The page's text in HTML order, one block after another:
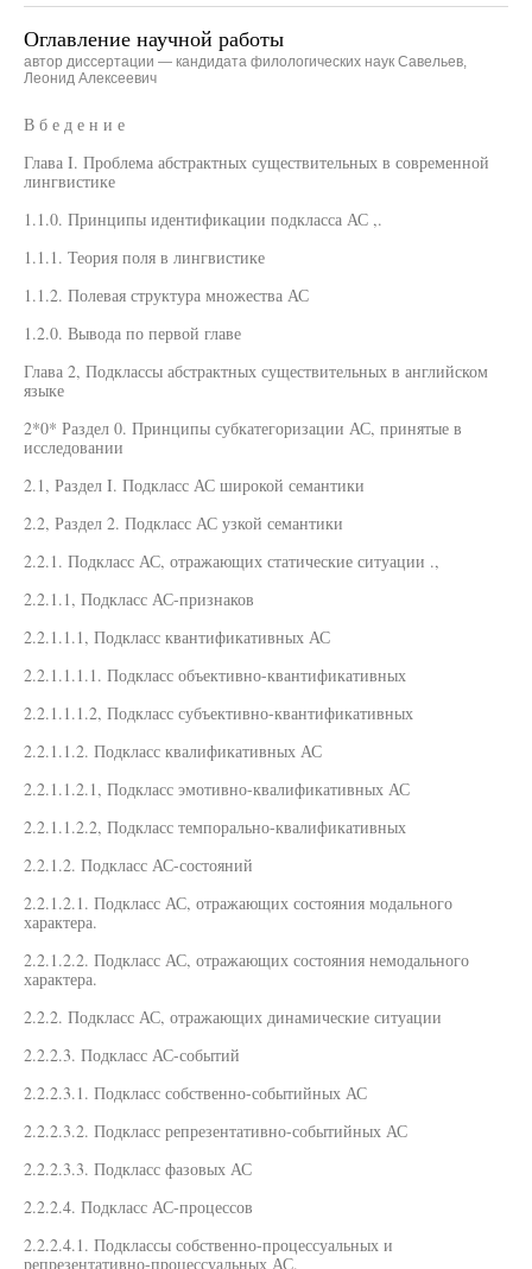
Оглавление научной работы
автор диссертации — кандидата филологических наук Савельев,
Леонид Алексеевич
В б е д е н и е
Глава I. Проблема абстрактных существительных в современной
лингвистике
1.1.0. Принципы идентификации подкласса АС ,.
1.1.1. Теория поля в лингвистике
1.1.2. Полевая структура множества АС
1.2.0. Вывода по первой главе
Глава 2, Подклассы абстрактных существительных в английском
языке
2*0* Раздел 0. Принципы субкатегоризации АС, принятые в
исследовании
2.1, Раздел I. Подкласс АС широкой семантики
2.2, Раздел 2. Подкласс АС узкой семантики
2.2.1. Подкласс АС, отражающих статические ситуации .,
2.2.1.1, Подкласс АС-признаков
2.2.1.1.1, Подкласс квантификативных АС
2.2.1.1.1.1. Подкласс объективно-квантификативных
2.2.1.1.1.2, Подкласс субъективно-квантификативных
2.2.1.1.2. Подкласс квалификативных АС
2.2.1.1.2.1, Подкласс эмотивно-квалификативных АС
2.2.1.1.2.2, Подкласс темпорально-квалификативных
2.2.1.2. Подкласс АС-состояний
2.2.1.2.1. Подкласс АС, отражающих состояния модального
характера.
2.2.1.2.2. Подкласс АС, отражающих состояния немодального
характера.
2.2.2. Подкласс АС, отражающих динамические ситуации
2.2.2.3. Подкласс АС-событий
2.2.2.3.1. Подкласс собственно-событийных АС
2.2.2.3.2. Подкласс репрезентативно-событийных АС
2.2.2.3.3. Подкласс фазовых АС
2.2.2.4. Подкласс АС-процессов
2.2.2.4.1. Подклассы собственно-процессуальных и
репрезентативно-процессуальных АС.